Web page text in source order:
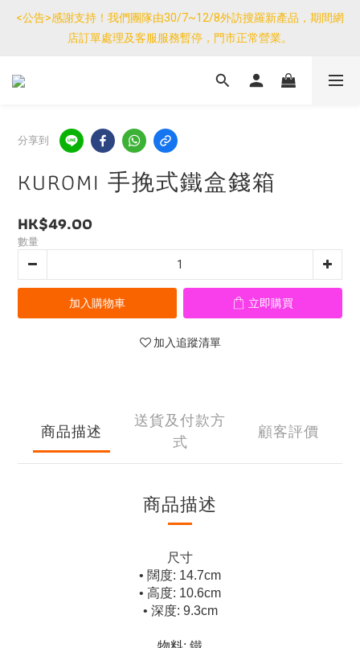
優惠免運產品如與其他商品同單購買，其他商品每件只需加$7運
費。(大件/較重產品除外)
<公告>感謝支持！我們團隊由30/7~12/8外訪搜羅新產品，期間網
店訂單處理及客服服務暫停，門市正常營業。
優惠免運產品如與其他商品同單購買，其他商品每件只需加$7運
分享到
KUROMI 手挽式鐵盒錢箱
HK$49.00
數量
加入購物車 立即購買
加入追蹤清單
商品描述
送貨及付款方
式
顧客評價
商品描述
尺寸
• 闊度: 14.7cm
• 高度: 10.6cm
• 深度: 9.3cm